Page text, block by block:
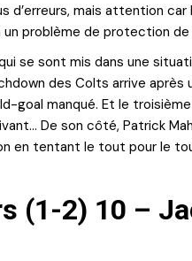
d’erreurs, mais attention
problème de protection de
se sont mis dans une
des Colts arrive après
goal manqué. Et le
De son côté, Patrick
en tentant le tout pour le
(1-2) 10 –